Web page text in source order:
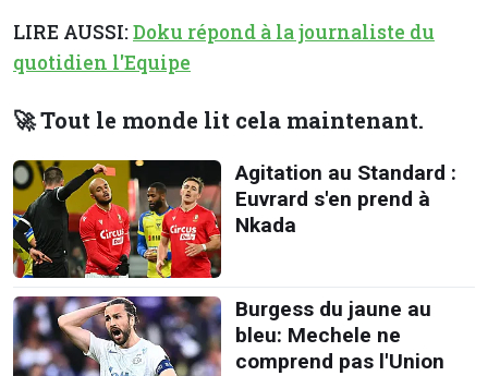
LIRE AUSSI:Doku répond à la journaliste du
quotidien l'Equipe
🚀 Tout le monde lit cela maintenant.
Agitation au Standard :
Euvrard s'en prend à
Nkada
Burgess du jaune au
bleu: Mechele ne
comprend pas l'Union